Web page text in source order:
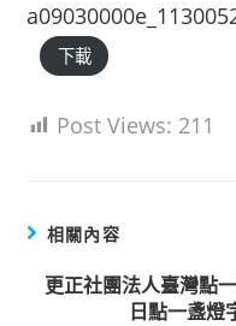
下載
Post Views: 211
相關內容
更正社團法人臺灣點
日點一盞燈